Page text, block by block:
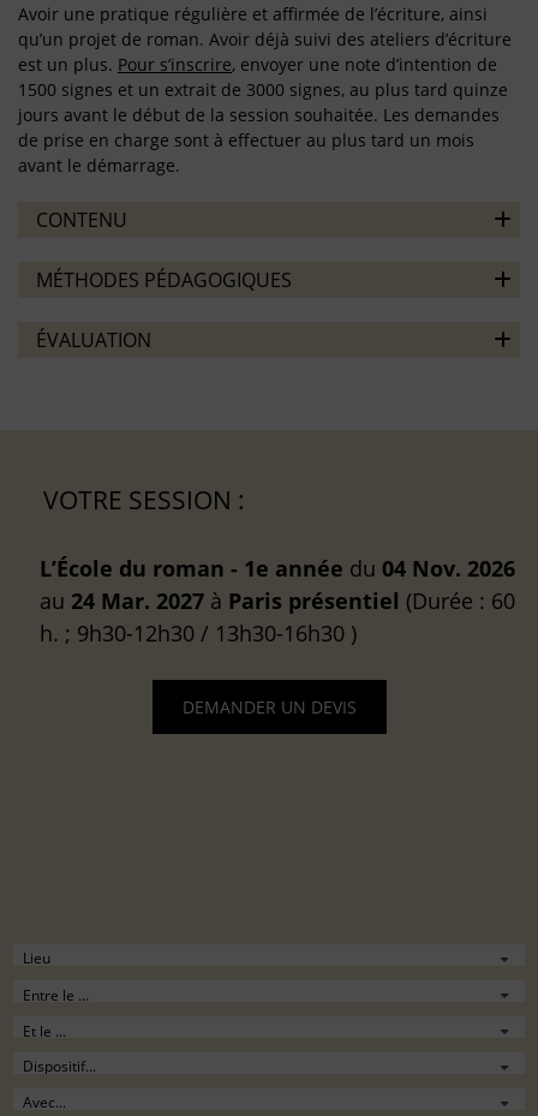
Avoir une pratique régulière et affirmée de l’écriture, ainsi
qu’un projet de roman. Avoir déjà suivi des ateliers d’écriture
est un plus. Pour s’inscrire, envoyer une note d’intention de
1500 signes et un extrait de 3000 signes, au plus tard quinze
jours avant le début de la session souhaitée. Les demandes
de prise en charge sont à effectuer au plus tard un mois
avant le démarrage.
CONTENU
MÉTHODES PÉDAGOGIQUES
ÉVALUATION
VOTRE SESSION :
L’École du roman - 1e année du 04 Nov. 2026
au 24 Mar. 2027 à Paris présentiel (Durée : 60
h. ; 9h30-12h30 / 13h30-16h30 )
DEMANDER UN DEVIS